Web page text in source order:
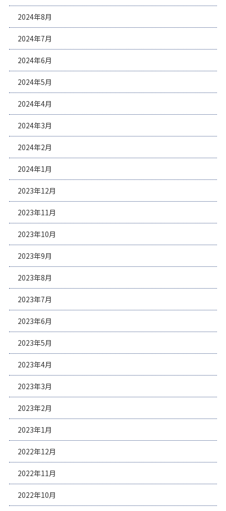
2024年8月
2024年7月
2024年6月
2024年5月
2024年4月
2024年3月
2024年2月
2024年1月
2023年12月
2023年11月
2023年10月
2023年9月
2023年8月
2023年7月
2023年6月
2023年5月
2023年4月
2023年3月
2023年2月
2023年1月
2022年12月
2022年11月
2022年10月